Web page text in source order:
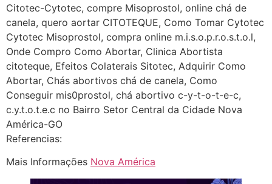
Citotec-Cytotec, compre Misoprostol, online chá de
canela, quero aortar CITOTEQUE, Como Tomar Cytotec
Cytotec Misoprostol, compra online m.i.s.o.p.r.o.s.t.o.l,
Onde Compro Como Abortar, Clinica Abortista
citoteque, Efeitos Colaterais Sitotec, Adquirir Como
Abortar, Chás abortivos chá de canela, Como
Conseguir mis0prostol, chá abortivo c-y-t-o-t-e-c,
c.y.t.o.t.e.c no Bairro Setor Central da Cidade Nova
América-GO
Referencias:
Mais Informações Nova América
(879121**** em
http://www.proaborto.com)
Eu acho, não sei
22/05/2026 17:19:16
(879121**** em
22/05/2026 17:19:47